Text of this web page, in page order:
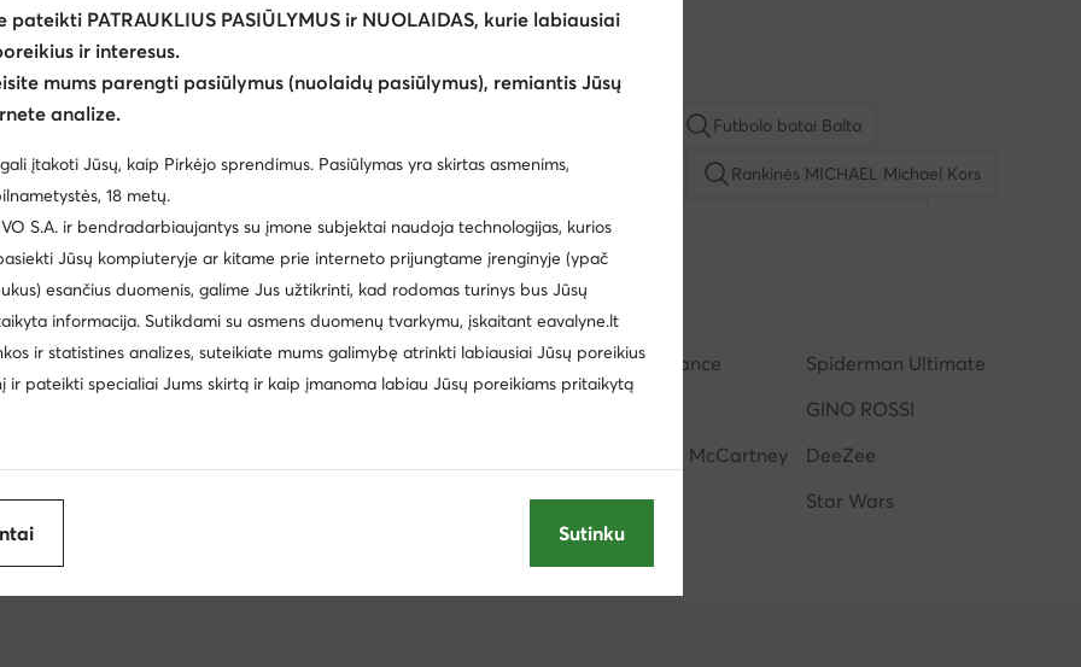
Futbolo batai vyrams Joma Futbolo batai Balta
Hills Polo Club Rankinės Coccinelle Klasikinės rankinės - Spalva: Smėlio Rankinės MICHAEL Michael Kors
bėgimui asfaltu moterims Reebok Bėgimo reikmenys moterims Reebok
Rankinės Guess Rankinės per petį moterims Lasocki Bėgimo batai moterims Reebok
Vestuvinės rankinės Rankinės Aldo Paplūdimio krepšiai
moterims Beverly Hills Polo Club Pirkinių krepšiai Beverly Hills Polo Club
ONLY Sloggi adidas Performance
Spiderman Ultimate
GINO ROSSI
adidas by Stella McCartney
DeeZee
Polaroid Jenny Fairy Star Wars
pateikti PATRAUKLIUS PASIŪLYMUS ir NUOLAIDAS, kurie labiausiai
ir interesus.
mums parengti pasiūlymus (nuolaidų pasiūlymus), remiantis Jūsų
analize.
įtakoti Jūsų, kaip Pirkėjo sprendimus. Pasiūlymas yra skirtas asmenims,
18 metų.
S.A. ir bendradarbiaujantys su įmone subjektai naudoja technologijas, kurios
Jūsų kompiuteryje ar kitame prie interneto prijungtame įrenginyje (ypač
esančius duomenis, galime Jus užtikrinti, kad rodomas turinys bus Jūsų
informacija. Sutikdami su asmens duomenų tvarkymu, įskaitant eavalyne.lt
ir statistines analizes, suteikiate mums galimybę atrinkti labiausiai Jūsų poreikius
ir pateikti specialiai Jums skirtą ir kaip įmanoma labiau Jūsų poreikiams pritaikytą
Sutinku